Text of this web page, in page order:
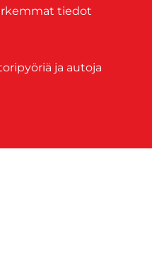
tiedot
ja autoja